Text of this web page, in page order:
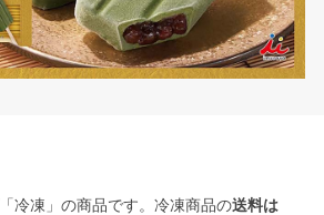
冷凍」の商品です。冷凍商品の送料は